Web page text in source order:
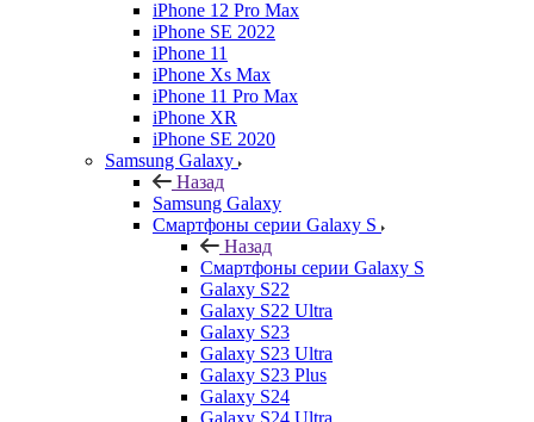
iPhone 12 Pro Max
iPhone SE 2022
iPhone 11
iPhone Xs Max
iPhone 11 Pro Max
iPhone XR
iPhone SE 2020
Samsung Galaxy
Назад
Samsung Galaxy
Смартфоны серии Galaxy S
Назад
Смартфоны серии Galaxy S
Galaxy S22
Galaxy S22 Ultra
Galaxy S23
Galaxy S23 Ultra
Galaxy S23 Plus
Galaxy S24
Galaxy S24 Ultra